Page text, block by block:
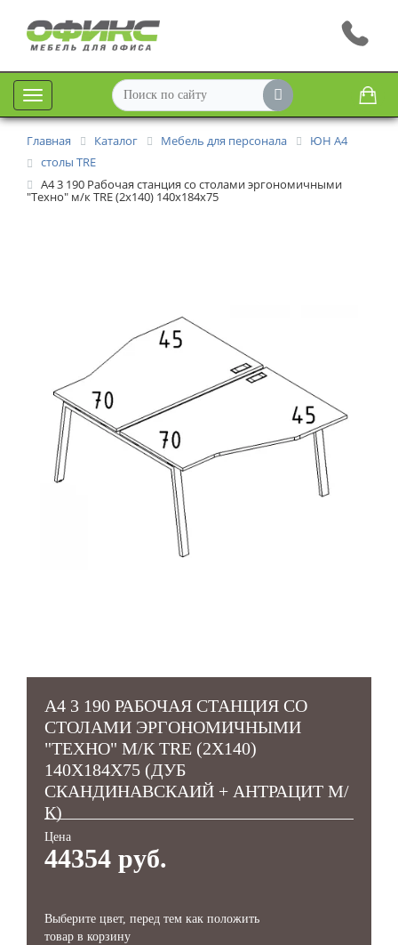
Меню
Главная Каталог Мебель для персонала
ЮН А4
столы TRE
А4 3 190 Рабочая станция со столами эргономичными
"Техно" м/к TRE (2х140) 140x184x75
А4 3 190 РАБОЧАЯ СТАНЦИЯ СО
СТОЛАМИ ЭРГОНОМИЧНЫМИ
"ТЕХНО" М/К TRE (2Х140)
140X184X75 (ДУБ
СКАНДИНАВСКАИЙ + АНТРАЦИТ М/
К)
Цена
44354 руб.
Выберите цвет, перед тем как положить
товар в корзину